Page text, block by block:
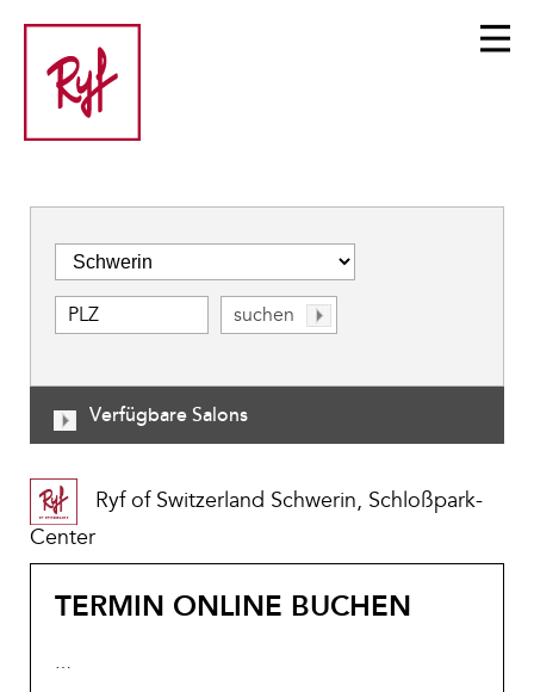
Verfügbare Salons
Ryf of Switzerland Schwerin, Schloßpark-
Center
TERMIN ONLINE BUCHEN
…